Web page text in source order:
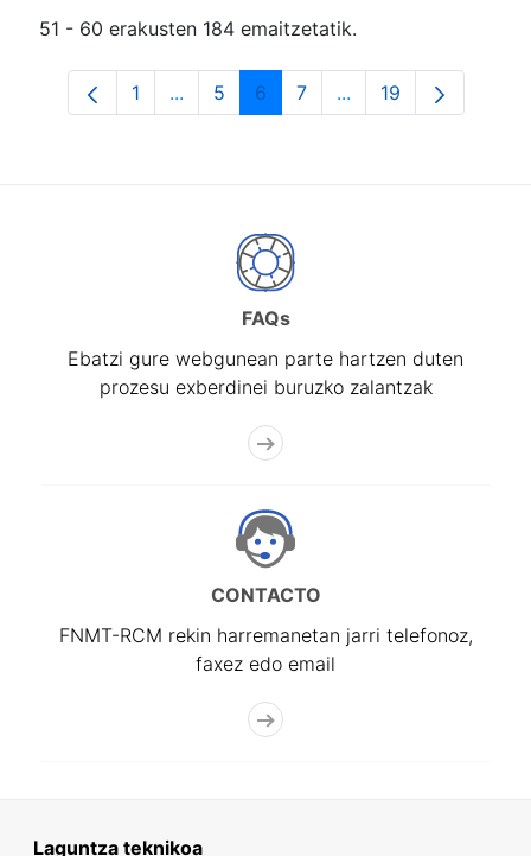
51 - 60 erakusten 184 emaitzetatik.
Orrialdea
1 ...Intermediate Pages Use TAB to
Orrialdea
5 Orrialdea
6 Orrialdea
7 ...Intermediate Pages
Orrialdea
19
FAQs
Ebatzi gure webgunean parte hartzen duten
prozesu exberdinei buruzko zalantzak
CONTACTO
FNMT-RCM rekin harremanetan jarri telefonoz,
faxez edo email
Laguntza teknikoa